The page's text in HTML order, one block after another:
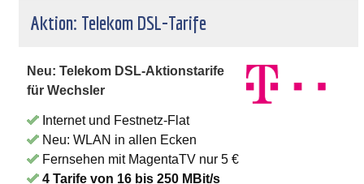
Aktion: Telekom DSL-Tarife
Neu: Telekom DSL-Aktionstarife
für Wechsler
Internet und Festnetz-Flat
Neu: WLAN in allen Ecken
Fernsehen mit MagentaTV nur 5 €
4 Tarife von 16 bis 250 MBit/s